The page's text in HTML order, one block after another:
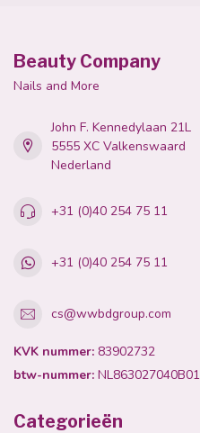
Beauty Company
Nails and More
John F. Kennedylaan 21L
5555 XC Valkenswaard
Nederland
+31 (0)40 254 75 11
+31 (0)40 254 75 11
cs@wwbdgroup.com
KVK nummer: 83902732
btw-nummer: NL863027040B01
Categorieën